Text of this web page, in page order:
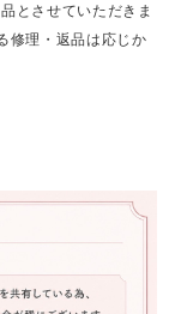
とさせていただきま
修理・返品は応じか